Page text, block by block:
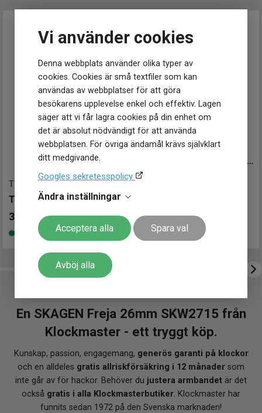
Vi använder cookies
Denna webbplats använder olika typer av
cookies. Cookies är små textfiler som kan
användas av webbplatser för att göra
besökarens upplevelse enkel och effektiv. Lagen
säger att vi får lagra cookies på din enhet om
det är absolut nödvändigt för att använda
webbplatsen. För övriga ändamål krävs självklart
ditt medgivande.
Googles sekretesspolicy
Ändra inställningar
Acceptera alla Spara val
Avböj alla
T1502101103100
TISSOT PR 100 34mm
3 850 kr
Finns i lager
T1019101103100-36 mm
TISSOT PR 100 Classic 36mm
3 836
En SKAGEN Freja 26mm SKW2715 från
Klockmaster - ett tryggt köp.
Kunskap, passion, engagemang, generös garanti på klockor
och en alldeles gratis allriskförsäkring i 12 månader som
inte går av för hackor. Behöver du justera armbandet är det
också gratis i alla Klockmasterbutiker. Klockmaster har
funnits sedan 1972 på den Svenska marknaden!